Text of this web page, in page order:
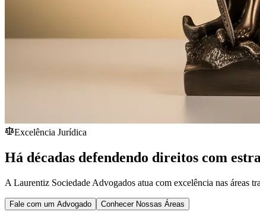
Excelência Jurídica
Há décadas defendendo direitos com
A Laurentiz Sociedade Advogados atua com excelência nas áreas
Fale com um Advogado Conhecer Nossas Áreas